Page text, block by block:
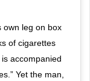
own leg on box
of cigarettes
accompanied
Yet the man,